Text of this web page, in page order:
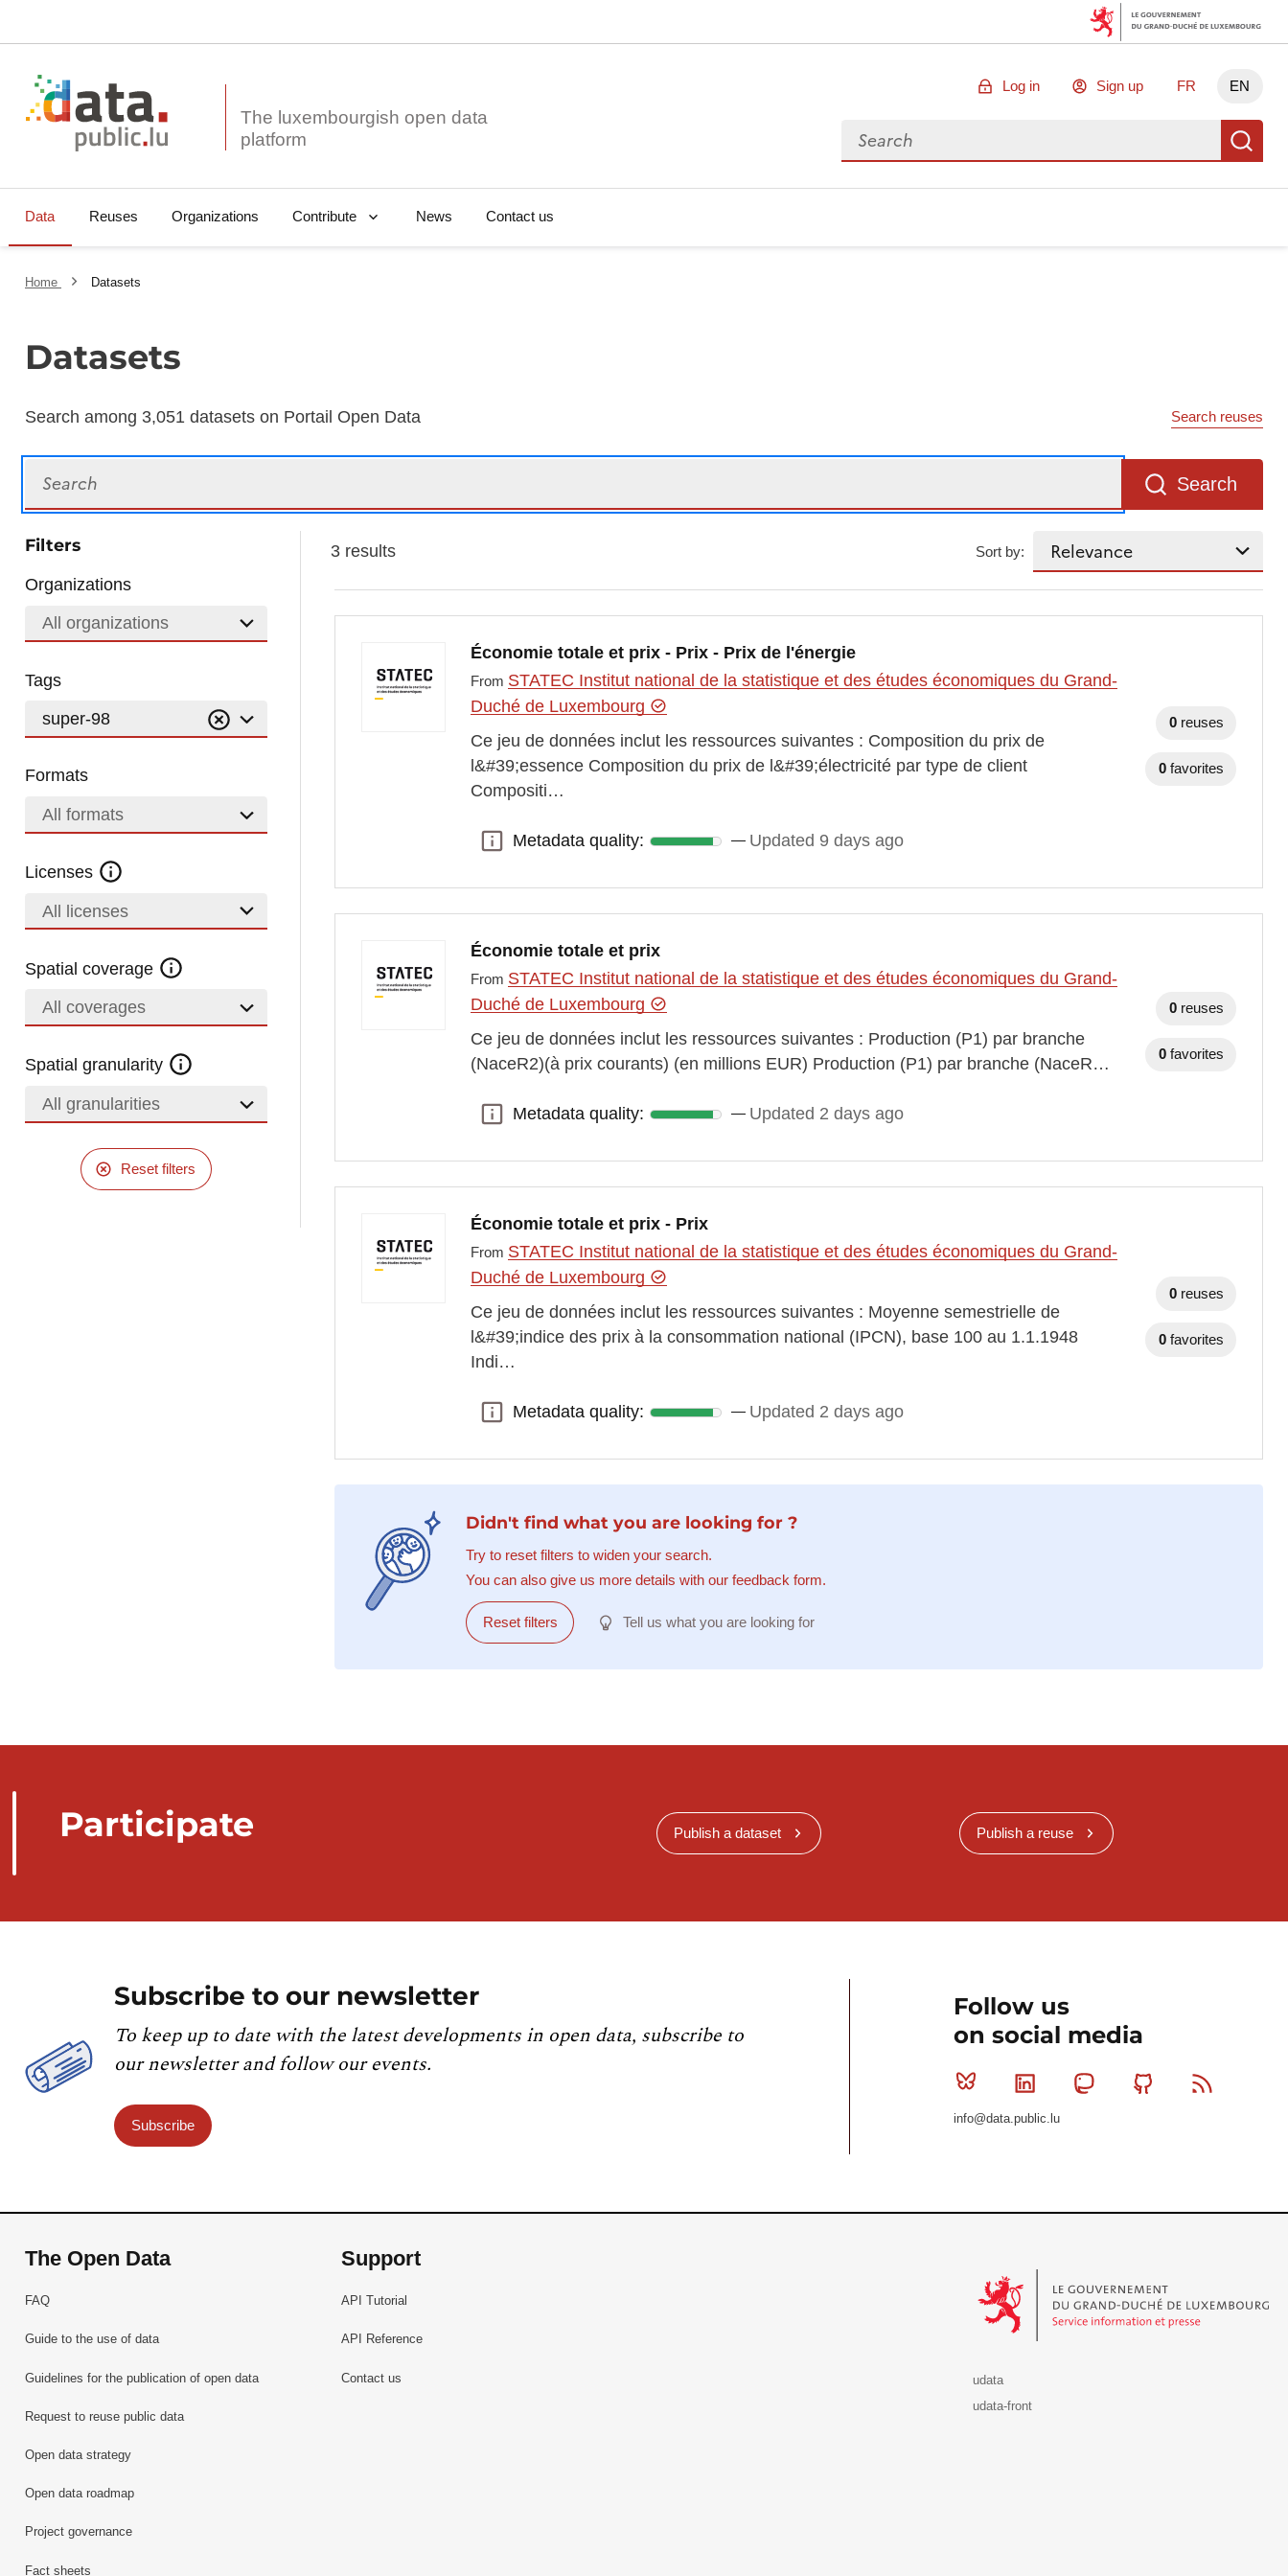
The luxembourgish open data
Log in Sign up FR EN
Search for data
Data Reuses Organizations Contribute News Contact us
Home Datasets
Datasets
Search among 3,051 datasets on Portail Open Data Search reuses
Search
Filters
Organizations
All organizations
Tags
super-98
Formats
All formats
Licenses
All licenses
Spatial coverage
All coverages
Spatial granularity
All granularities
Reset filters
3 results Sort by:
Économie totale et prix - Prix - Prix de l'énergie
From STATEC Institut national de la statistique et des études économiques du Grand-
Duché de Luxembourg
Ce jeu de données inclut les ressources suivantes : Composition du prix de
l&#39;essence Composition du prix de l&#39;électricité par type de client
Compositi…
Metadata quality:
Metadata quality: Updated 9 days ago
0 reuses
0 favorites
Économie totale et prix
From STATEC Institut national de la statistique et des études économiques du Grand-
Duché de Luxembourg
Ce jeu de données inclut les ressources suivantes : Production (P1) par branche
(NaceR2)(à prix courants) (en millions EUR) Production (P1) par branche (NaceR…
Metadata quality:
Metadata quality: Updated 2 days ago
0 reuses
0 favorites
Économie totale et prix - Prix
From STATEC Institut national de la statistique et des études économiques du Grand-
Duché de Luxembourg
Ce jeu de données inclut les ressources suivantes : Moyenne semestrielle de
l&#39;indice des prix à la consommation national (IPCN), base 100 au 1.1.1948
Indi…
Metadata quality:
Metadata quality: Updated 2 days ago
0 reuses
0 favorites
Didn't find what you are looking for ?
Try to reset filters to widen your search.
You can also give us more details with our feedback form.
Reset filters Tell us what you are looking for
Participate Publish a dataset Publish a reuse
Subscribe to our newsletter
To keep up to date with the latest developments in open data, subscribe to
our newsletter and follow our events.
Subscribe
Follow us
on social media
Bluesky Linkedin MastodonGithub
info@data.public.lu
The Open Data
FAQ
Guide to the use of data
Guidelines for the publication of open data
Request to reuse public data
Open data strategy
Open data roadmap
Project governance
Fact sheets
Support
API Tutorial
API Reference
Contact us
udata
udata-front